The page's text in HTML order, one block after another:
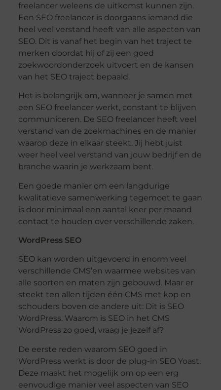
freelancer weleens de uitkomst kunnen zijn.
Een SEO freelancer is doorgaans iemand die
heel veel verstand heeft van alle aspecten van
SEO. Dit is vanaf het begin van het traject te
merken doordat hij of zij een goed
zoekwoordonderzoek uitvoert en de kansen
van het SEO traject bepaald.
Het is belangrijk om, wanneer je samen met
een SEO freelancer werkt, constant te blijven
communiceren. De SEO freelancer heeft veel
verstand van de zoekmachines en de manier
waarop deze in elkaar steekt. Jij hebt juist
weer heel veel verstand van jouw bedrijf en de
branche waarin je werkzaam bent.
Een goede manier om een langdurige
kwalitatieve samenwerking tegemoet te gaan
is door minimaal een aantal keer per maand
contact te houden over verschillende zaken.
WordPress SEO
SEO kan worden uitgevoerd in enorm veel
verschillende CMS’en waarmee websites van
alle soorten en maten zijn gebouwd. Maar er
steekt ten allen tijden één CMS met kop en
schouders boven de andere uit: Dit is SEO
WordPress. Waarom is SEO in het CMS
WordPress zo goed, vraag je jezelf af?
De eerste reden waarom SEO goed in
WordPress werkt is door de plug-in SEO Yoast.
Deze maakt het mogelijk om op een erg
eenvoudige manier veel aspecten van SEO